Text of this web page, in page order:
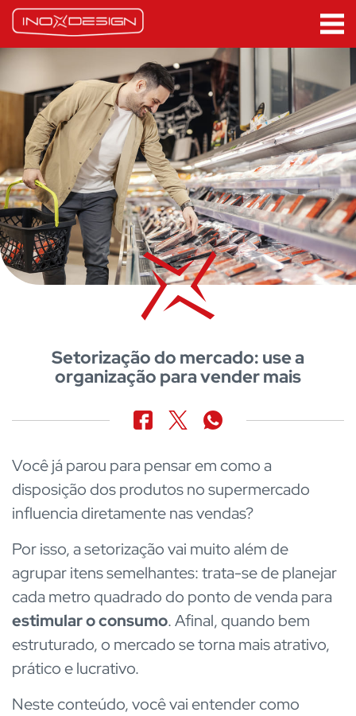
Setorização do mercado: use a
organização para vender mais
Você já parou para pensar em como a
disposição dos produtos no supermercado
influencia diretamente nas vendas?
Por isso, a setorização vai muito além de
agrupar itens semelhantes: trata-se de planejar
cada metro quadrado do ponto de venda para
estimular o consumo. Afinal, quando bem
estruturado, o mercado se torna mais atrativo,
prático e lucrativo.
Neste conteúdo, você vai entender como